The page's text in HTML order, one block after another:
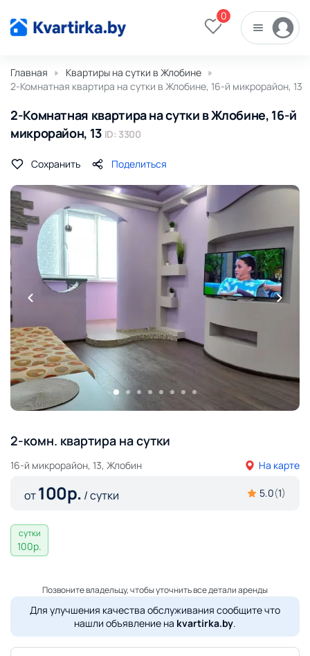
0
Главная
Квартиры на сутки в Жлобине
2-Комнатная квартира на сутки в Жлобине, 16-й микрорайон, 13
2-Комнатная квартира на сутки в Жлобине, 16-й
микрорайон, 13 ID: 3300
Сохранить Поделиться
2-комн. квартира на сутки
16-й микрорайон, 13, Жлобин На карте
от100р. / сутки 5.0(1)
сутки
100р.
Позвоните владельцу, чтобы уточнить все детали аренды
Для улучшения качества обслуживания сообщите что
нашли объявление на kvartirka.by.